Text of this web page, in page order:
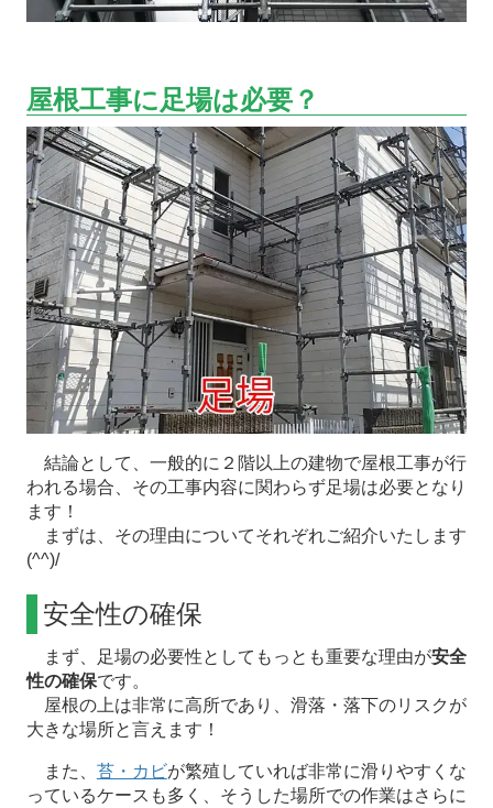
屋根工事に足場は必要？
結論として、一般的に２階以上の建物で屋根工事が行
われる場合、その工事内容に関わらず足場は必要となり
ます！
まずは、その理由についてそれぞれご紹介いたします
(^^)/
安全性の確保
まず、足場の必要性としてもっとも重要な理由が安全
性の確保です。
屋根の上は非常に高所であり、滑落・落下のリスクが
大きな場所と言えます！
また、 苔・カビが繁殖していれば非常に滑りやすくな
っているケースも多く、そうした場所での作業はさらに